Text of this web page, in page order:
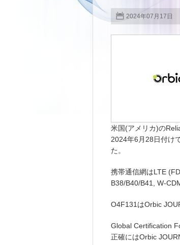
2024年07月17日
米国(アメリカ)の
2024年6月28日付け
た。
携帯通信網はLTE
B38/B40/B41, W-
O4F131はOrbic
Global Certification
正確にはOrbic